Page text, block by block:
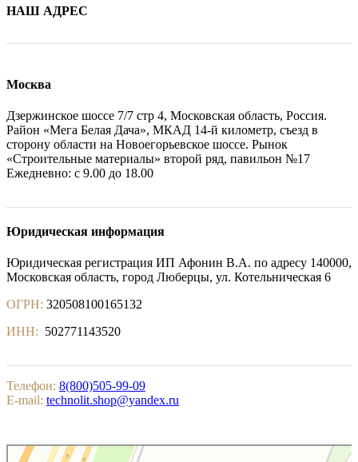
НАШ АДРЕС
Москва
Дзержинское шоссе 7/7 стр 4, Московская область, Россия.
Район «Мега Белая Дача», МКАД 14-й километр, съезд в
сторону области на Новоегорьевское шоссе. Рынок
«Строительные материалы» второй ряд, павильон №17
Ежедневно: с 9.00 до 18.00
Юридическая информация
Юридическая регистрация ИП Афонин В.А. по адресу 140000,
Московская область, город Люберцы, ул. Котельническая 6
ОГРН: 320508100165132
ИНН: 502771143520
Телефон: 8(800)505-99-09
E-mail: technolit.shop@yandex.ru
Котельники